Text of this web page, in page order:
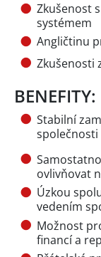
Zkušenost
systémem
Angličtinu
Zkušenosti
BENEFITY:
Stabilní
společnosti
ovlivňovat
Úzkou
vedením
Možnost
financí a